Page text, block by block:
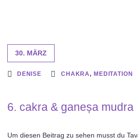
30. MÄRZ
DENISE CHAKRA, MEDITATION
6. cakra & ganeșa mudra
Um diesen Beitrag zu sehen musst du